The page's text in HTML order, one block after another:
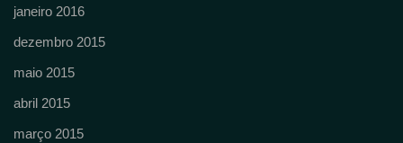
janeiro 2016
dezembro 2015
maio 2015
abril 2015
março 2015